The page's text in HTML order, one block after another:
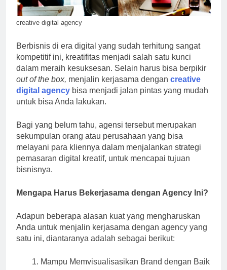
creative digital agency
Berbisnis di era digital yang sudah terhitung sangat
kompetitif ini, kreatifitas menjadi salah satu kunci
dalam meraih kesuksesan. Selain harus bisa berpikir
out of the box, menjalin kerjasama dengan creative
digital agency bisa menjadi jalan pintas yang mudah
untuk bisa Anda lakukan.
Bagi yang belum tahu, agensi tersebut merupakan
sekumpulan orang atau perusahaan yang bisa
melayani para kliennya dalam menjalankan strategi
pemasaran digital kreatif, untuk mencapai tujuan
bisnisnya.
Mengapa Harus Bekerjasama dengan Agency Ini?
Adapun beberapa alasan kuat yang mengharuskan
Anda untuk menjalin kerjasama dengan agency yang
satu ini, diantaranya adalah sebagai berikut:
Mampu Memvisualisasikan Brand dengan Baik